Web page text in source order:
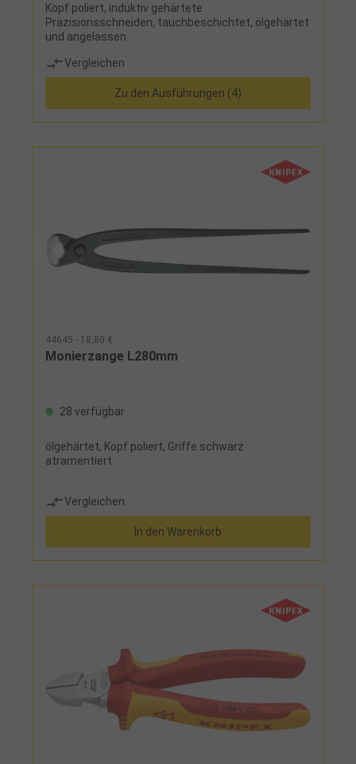
Kopf poliert, induktiv gehärtete
Präzisionsschneiden, tauchbeschichtet, ölgehärtet
und angelassen
Vergleichen
Zu den Ausführungen (4)
44645 - 18,80 €
Monierzange L280mm
28 verfügbar
ölgehärtet, Kopf poliert, Griffe schwarz
atramentiert
Vergleichen
In den Warenkorb